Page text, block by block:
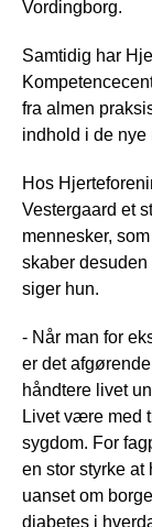
Vordingborg.
Samtidig har
fra almen
indhold i de nye
Hos
Vestergaard et
mennesker,
skaber desuden
siger hun.
- Når man for
er det
håndtere livet
Livet være med
sygdom. For
en stor styrke
uanset om
diabetes i